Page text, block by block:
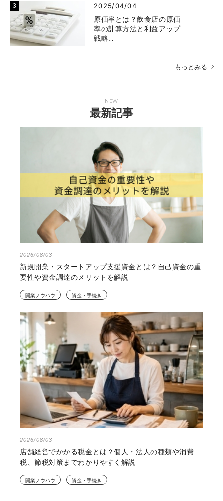
2025/04/04
原価率とは？飲食店の原価
率の計算方法と利益アップ
戦略…
もっとみる
NEW
最新記事
2026/08/03
新規開業・スタートアップ支援資金とは？自己資金の重
要性や資金調達のメリットを解説
開業ノウハウ 資金・手続き
2026/08/03
店舗経営でかかる税金とは？個人・法人の種類や消費
税、節税対策までわかりやすく解説
開業ノウハウ 資金・手続き